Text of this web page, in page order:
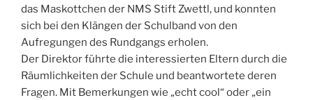
das Maskottchen der NMS Stift Zwettl, und konnten
sich bei den Klängen der Schulband von den
Aufregungen des Rundgangs erholen.
Der Direktor führte die interessierten Eltern durch die
Räumlichkeiten der Schule und beantwortete deren
Fragen. Mit Bemerkungen wie „echt cool“ oder „ein